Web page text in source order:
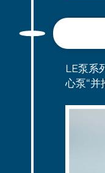
LE泵系
心泵“并